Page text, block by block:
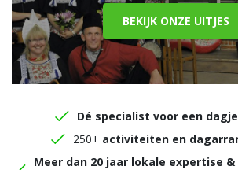
BEKIJK ONZE UITJES
Dé specialist voor een
250+ activiteiten en
Meer dan 20 jaar lokale expertise